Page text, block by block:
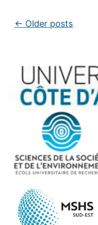
Post navigation
← Older posts